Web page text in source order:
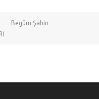
Begüm Şahin